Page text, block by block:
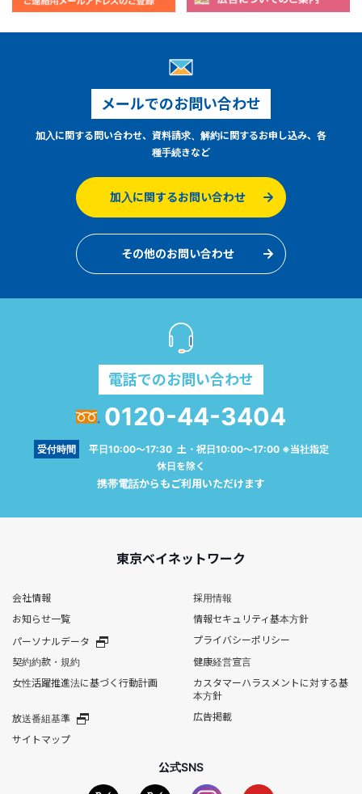
メールでのお問い合わせ
加入に関する問い合わせ、資料請求、解約に関するお申し込み、各
種手続きなど
加入に関するお問い合わせ
その他のお問い合わせ
電話でのお問い合わせ
0120-44-3404
受付時間
平日10:00～17:30 土・祝日10:00～17:00 ※当社指定
休日を除く
携帯電話からもご利用いただけます
東京ベイネットワーク
会社情報
採用情報
お知らせ一覧
情報セキュリティ基本方針
パーソナルデータ
プライバシーポリシー
契約約款・規約
健康経営宣言
女性活躍推進法に基づく行動計画
カスタマーハラスメントに対する基
本方針
放送番組基準
広告掲載
サイトマップ
公式SNS